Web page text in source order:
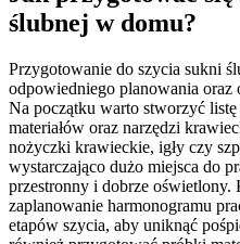
ślubnej w domu?
Przygotowanie do szycia sukni
odpowiedniego planowania oraz
Na początku warto stworzyć
materiałów oraz narzędzi
nożyczki krawieckie, igły czy
wystarczająco dużo miejsca do
przestronny i dobrze
zaplanowanie harmonogramu
etapów szycia, aby uniknąć